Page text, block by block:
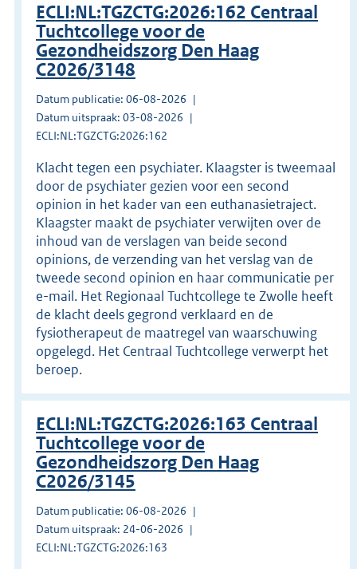
ECLI:NL:TGZCTG:2026:162 Centraal
Tuchtcollege voor de
Gezondheidszorg Den Haag
C2026/3148
Datum publicatie: 06-08-2026
Datum uitspraak: 03-08-2026
ECLI:NL:TGZCTG:2026:162
Klacht tegen een psychiater. Klaagster is tweemaal
door de psychiater gezien voor een second
opinion in het kader van een euthanasietraject.
Klaagster maakt de psychiater verwijten over de
inhoud van de verslagen van beide second
opinions, de verzending van het verslag van de
tweede second opinion en haar communicatie per
e-mail. Het Regionaal Tuchtcollege te Zwolle heeft
de klacht deels gegrond verklaard en de
fysiotherapeut de maatregel van waarschuwing
opgelegd. Het Centraal Tuchtcollege verwerpt het
beroep.
ECLI:NL:TGZCTG:2026:163 Centraal
Tuchtcollege voor de
Gezondheidszorg Den Haag
C2026/3145
Datum publicatie: 06-08-2026
Datum uitspraak: 24-06-2026
ECLI:NL:TGZCTG:2026:163